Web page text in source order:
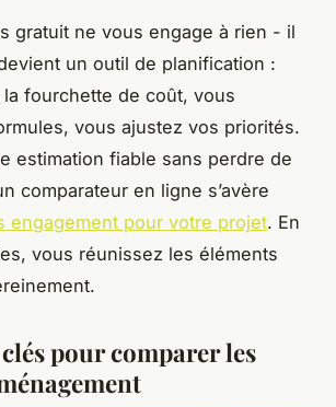
gratuit ne vous engage à rien - il
un outil de planification :
fourchette de coût, vous
vous ajustez vos priorités.
estimation fiable sans perdre de
comparateur en ligne s’avère
engagement pour votre projet. En
vous réunissez les éléments
pour comparer les